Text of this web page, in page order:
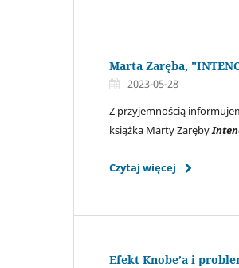
Marta Zaręba,
2023-05-28
Z przyjemnością
książka Marty Zaręby
Czytaj więcej
Efekt Knobe’a i